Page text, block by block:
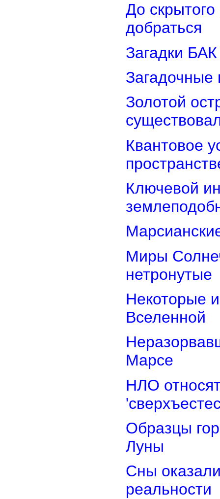
До
добраться
Загадки
Загадочные
Золотой
Квантовое
Ключевой
Миры
нетронутые
Некоторые
Вселенной
Марсе
НЛО
Образцы
Луны
Сны
реальности